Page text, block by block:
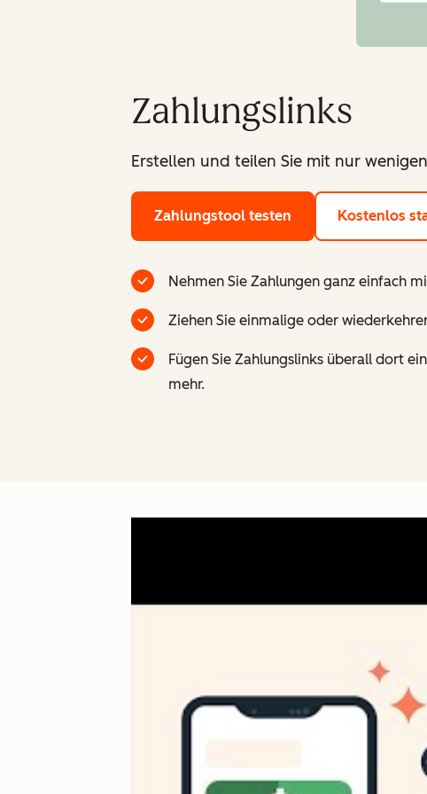
Zahlungslinks
Erstellen und teilen Sie mit nur
Zahlungstool testen Kostenlos
Nehmen Sie Zahlungen ganz einfach
Ziehen Sie einmalige oder
Fügen Sie Zahlungslinks überall dort
mehr.